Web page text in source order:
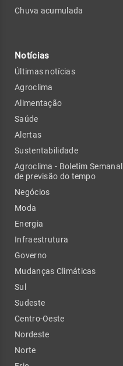
Chuva acumulada
Notícias
Últimas notícias
Agroclima
Alimentação
Saúde
Alertas
Sustentabilidade
Agroclima - Boletim Semanal
de previsão do tempo
Negócios
Moda
Energia
Infraestrutura
Governo
Mudanças Climáticas
Sul
Sudeste
Centro-Oeste
Nordeste
Norte